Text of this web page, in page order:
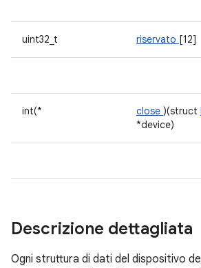
uint32_t riservato [12]
int(* close )(struct
*device)
Descrizione dettagliata
Ogni struttura di dati del dispositivo